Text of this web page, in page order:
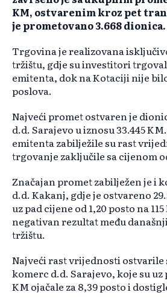
KM, ostvarenim kroz pet
je prometovano 3.668 dionica.
Trgovina je realizovana
tržištu, gdje su investitori
emitenta, dok na Kotaciji nije
poslova.
Najveći promet ostvaren je
d.d. Sarajevo u iznosu 33.445
emitenta zabilježile su rast
trgovanje zaključile sa cijenom
Značajan promet zabilježen je i
d.d. Kakanj, gdje je ostvareno
uz pad cijene od 1,20 posto na
negativan rezultat među
tržištu.
Najveći rast vrijednosti ostvarile
komerc d.d. Sarajevo, koje su uz
KM ojačale za 8,39 posto i